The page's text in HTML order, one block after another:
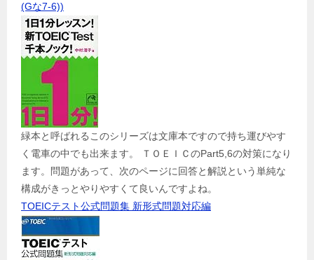
(Gな7-6))
緑本と呼ばれるこのシリーズは文庫本ですので持ち運びやす
く電車の中でも出来ます。 ＴＯＥＩＣのPart5,6の対策になり
ます。問題があって、次のページに回答と解説という単純な
構成がきっとやりやすくて良いんですよね。
TOEICテスト公式問題集 新形式問題対応編